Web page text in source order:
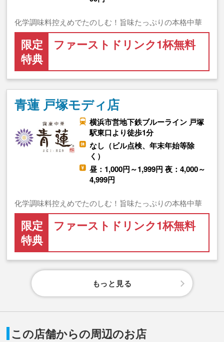
化学調味料控えめでたのしむ！旨味たっぷりの本格中華
限定
特典
ファーストドリンク1杯無料
青蓮 戸塚モディ店
横浜市営地下鉄ブルーライン 戸塚
駅東口より徒歩1分
なし（ビル点検、年末年始等除
く）
昼：1,000円～1,999円 夜：4,000～
4,999円
化学調味料控えめでたのしむ！旨味たっぷりの本格中華
限定
特典
ファーストドリンク1杯無料
もっと見る
この店舗からの周辺のお店